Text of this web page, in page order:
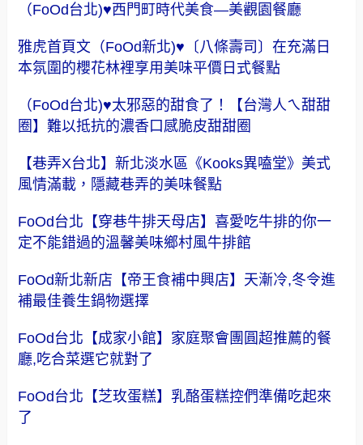
（FoOd台北)♥西門町時代美食—美觀園餐廳
雅虎首頁文（FoOd新北)♥〔八條壽司〕在充滿日
本氛圍的櫻花林裡享用美味平價日式餐點
（FoOd台北)♥太邪惡的甜食了！【台灣人ㄟ甜甜
圈】難以抵抗的濃香口感脆皮甜甜圈
【巷弄X台北】新北淡水區《Kooks異嗑堂》美式
風情滿載，隱藏巷弄的美味餐點
FoOd台北【穿巷牛排天母店】喜愛吃牛排的你一
定不能錯過的溫馨美味鄉村風牛排館
FoOd新北新店【帝王食補中興店】天漸冷,冬令進
補最佳養生鍋物選擇
FoOd台北【成家小館】家庭聚會團圓超推薦的餐
廳,吃合菜選它就對了
FoOd台北【芝玫蛋糕】乳酪蛋糕控們準備吃起來
了